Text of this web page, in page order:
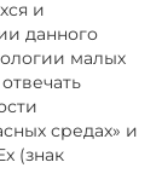
и
данного
малых
средах» и
(знак